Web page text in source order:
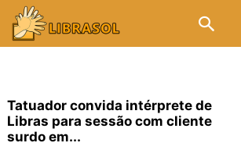
Tatuador convida intérprete de
Libras para sessão com cliente
surdo em...